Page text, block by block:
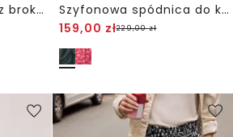
Spódnica do kolan z brokatowymi detalami
Szyfonowa spódnica do kolan z falbanami
159,00 zł229,00zł